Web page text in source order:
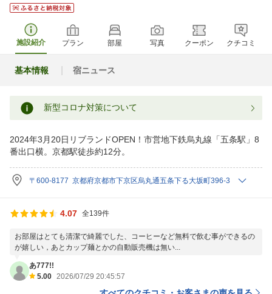
施設紹介 プラン 部屋 写真 クーポン クチコミ
基本情報 宿ニュース
新型コロナ対策について
2024年3月20日リブランドOPEN！市営地下鉄烏丸線「五条駅」8
番出口横。京都駅徒歩約12分。
〒600-8177 京都府京都市下京区烏丸通五条下る大坂町396-3
4.07 全139件
お部屋はとても清潔で綺麗でした、コーヒーなど無料で飲む事ができるの
が嬉しい，あとカップ麺とかの自動販売機は無い...
あ777!!
5.00 2026/07/29 20:45:57